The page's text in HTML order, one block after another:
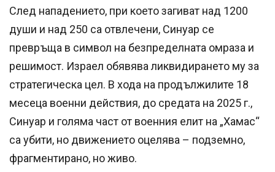
След нападението, при което загиват над 1200
души и над 250 са отвлечени, Синуар се
превръща в символ на безпределната омраза и
решимост. Израел обявява ликвидирането му за
стратегическа цел. В хода на продължилите 18
месеца военни действия, до средата на 2025 г.,
Синуар и голяма част от военния елит на „Хамас“
са убити, но движението оцелява – подземно,
фрагментирано, но живо.